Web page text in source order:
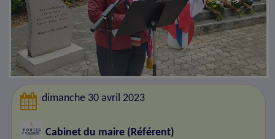
dimanche 30 avril 2023
Cabinet du maire (Référent)